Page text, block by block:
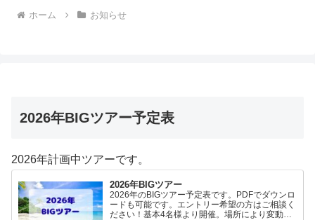
ホーム お知らせ
2026年BIGツアー予定表
2026年計画中ツアーです。
2026年BIGツアー
2026年のBIGツアー予定表です。PDFでダウンロ
ードも可能です。エントリー希望の方はご相談く
ださい！基本4名様より開催。場所により変動あ